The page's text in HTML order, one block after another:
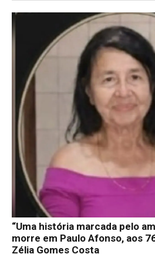
“Uma história marcada pelo
morre em Paulo Afonso, aos
Zélia Gomes Costa